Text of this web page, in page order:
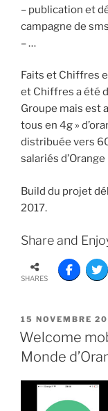
– publication et
campagne de
– …
Faits et Chiffres
et Chiffres a été
Groupe mais est
tous en 4g »
distribuée vers
salariés d’Orange
Build du projet
2017.
Share and
SHARES
15 NOVEMBRE
Welcome
Monde